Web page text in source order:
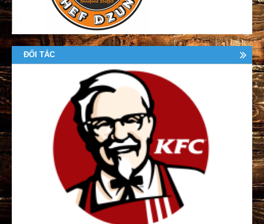
ĐỐI TÁC